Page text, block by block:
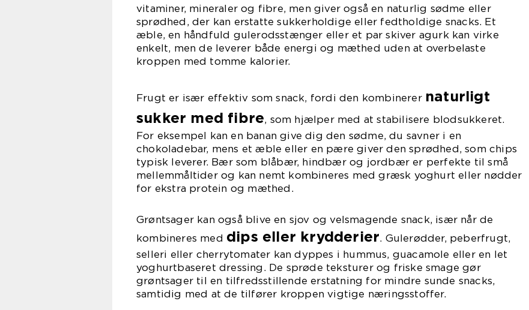
vitaminer, mineraler og fibre, men giver også en naturlig sødme eller
sprødhed, der kan erstatte sukkerholdige eller fedtholdige snacks. Et
æble, en håndfuld gulerodsstænger eller et par skiver agurk kan virke
enkelt, men de leverer både energi og mæthed uden at overbelaste
kroppen med tomme kalorier.
Frugt er især effektiv som snack, fordi den kombinerer naturligt
sukker med fibre, som hjælper med at stabilisere blodsukkeret.
For eksempel kan en banan give dig den sødme, du savner i en
chokoladebar, mens et æble eller en pære giver den sprødhed, som chips
typisk leverer. Bær som blåbær, hindbær og jordbær er perfekte til små
mellemmåltider og kan nemt kombineres med græsk yoghurt eller nødder
for ekstra protein og mæthed.
Grøntsager kan også blive en sjov og velsmagende snack, især når de
kombineres med dips eller krydderier. Gulerødder, peberfrugt,
selleri eller cherrytomater kan dyppes i hummus, guacamole eller en let
yoghurtbaseret dressing. De sprøde teksturer og friske smage gør
grøntsager til en tilfredsstillende erstatning for mindre sunde snacks,
samtidig med at de tilfører kroppen vigtige næringsstoffer.